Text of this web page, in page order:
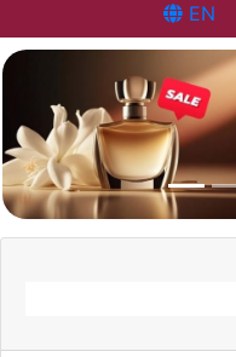
EN